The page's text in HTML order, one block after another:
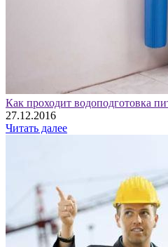
Как проходит водоподготовка
27.12.2016
Читать далее